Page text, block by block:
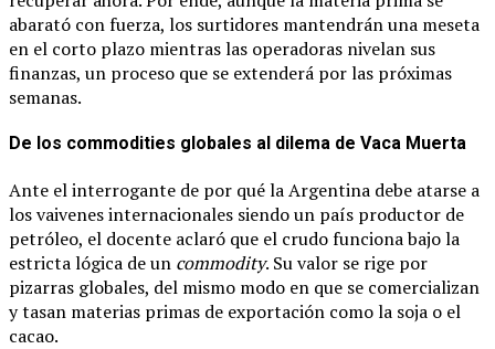
abarató con fuerza, los surtidores mantendrán una meseta
en el corto plazo mientras las operadoras nivelan sus
finanzas, un proceso que se extenderá por las próximas
semanas.
De los commodities globales al dilema de Vaca Muerta
Ante el interrogante de por qué la Argentina debe atarse a
los vaivenes internacionales siendo un país productor de
petróleo, el docente aclaró que el crudo funciona bajo la
estricta lógica de un commodity. Su valor se rige por
pizarras globales, del mismo modo en que se comercializan
y tasan materias primas de exportación como la soja o el
cacao.